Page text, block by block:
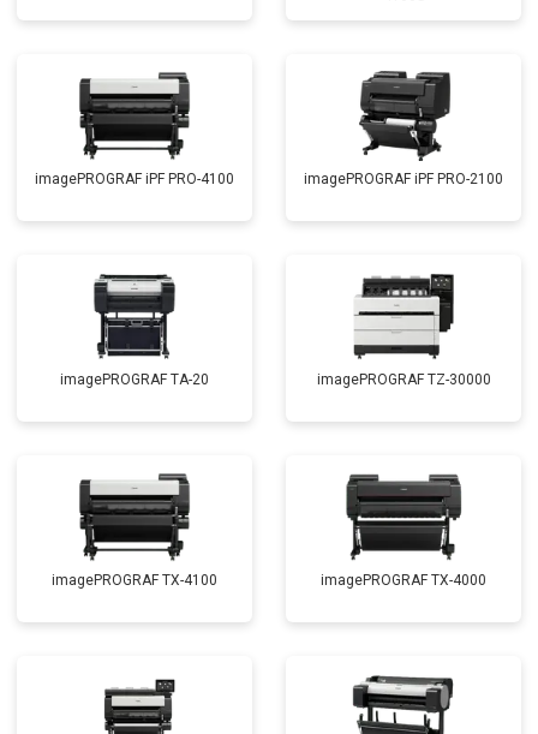
imagePROGRAF iPF PRO-4100 imagePROGRAF iPF PRO-2100
imagePROGRAF TA-20 imagePROGRAF TZ-30000
imagePROGRAF TX-4100 imagePROGRAF TX-4000